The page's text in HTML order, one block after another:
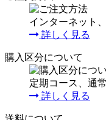
インターネット
詳しく見る
購入区分について
定期コース、通
詳しく見る